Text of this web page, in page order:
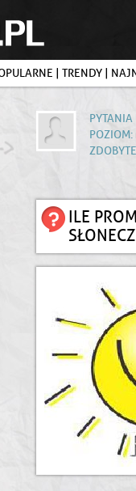
| TRENDY |
POZIOM:
ILE